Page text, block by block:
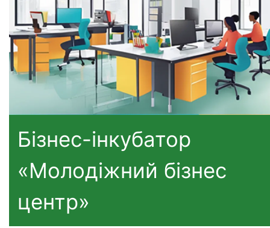
Бізнес-інкубатор
«Молодіжний бізнес
центр»